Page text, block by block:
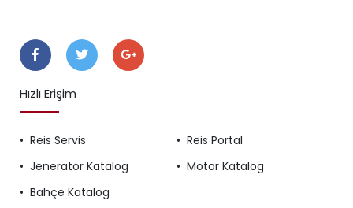
Hızlı Erişim
Reis Servis
Reis Portal
Jeneratör Katalog
Motor Katalog
Bahçe Katalog